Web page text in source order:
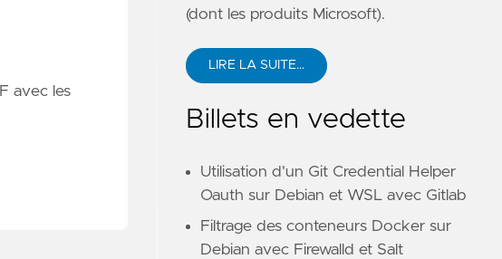
avec les
(dont les produits Microsoft).
LIRE LA SUITE…
Billets en vedette
Utilisation d'un Git Credential Helper
Oauth sur Debian et WSL avec Gitlab
Filtrage des conteneurs Docker sur
Debian avec Firewalld et Salt